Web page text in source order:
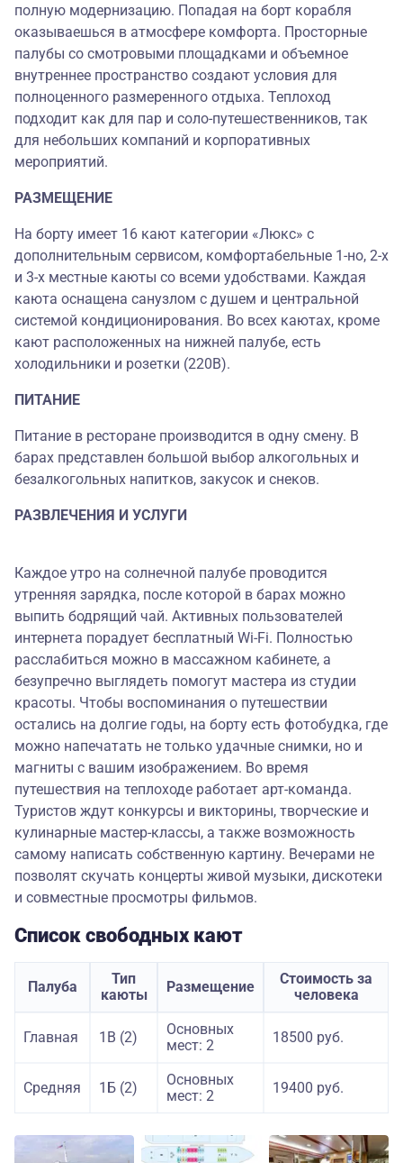
полную модернизацию. Попадая на борт корабля
оказываешься в атмосфере комфорта. Просторные
палубы со смотровыми площадками и объемное
внутреннее пространство создают условия для
полноценного размеренного отдыха. Теплоход
подходит как для пар и соло-путешественников, так
для небольших компаний и корпоративных
мероприятий.
РАЗМЕЩЕНИЕ
На борту имеет 16 кают категории «Люкс» с
дополнительным сервисом, комфортабельные 1-но, 2-х
и 3-х местные каюты со всеми удобствами. Каждая
каюта оснащена санузлом с душем и центральной
системой кондиционирования. Во всех каютах, кроме
кают расположенных на нижней палубе, есть
холодильники и розетки (220В).
ПИТАНИЕ
Питание в ресторане производится в одну смену. В
барах представлен большой выбор алкогольных и
безалкогольных напитков, закусок и снеков.
РАЗВЛЕЧЕНИЯ И УСЛУГИ
Каждое утро на солнечной палубе проводится
утренняя зарядка, после которой в барах можно
выпить бодрящий чай. Активных пользователей
интернета порадует бесплатный Wi-Fi. Полностью
расслабиться можно в массажном кабинете, а
безупречно выглядеть помогут мастера из студии
красоты. Чтобы воспоминания о путешествии
остались на долгие годы, на борту есть фотобудка, где
можно напечатать не только удачные снимки, но и
магниты с вашим изображением. Во время
путешествия на теплоходе работает арт-команда.
Туристов ждут конкурсы и викторины, творческие и
кулинарные мастер-классы, а также возможность
самому написать собственную картину. Вечерами не
позволят скучать концерты живой музыки, дискотеки
и совместные просмотры фильмов.
Список свободных кают
Палуба
Тип
каюты
Размещение
Стоимость за
человека
Главная 1В (2)
Основных
мест: 2
18500 руб.
Средняя 1Б (2)
Основных
мест: 2
19400 руб.